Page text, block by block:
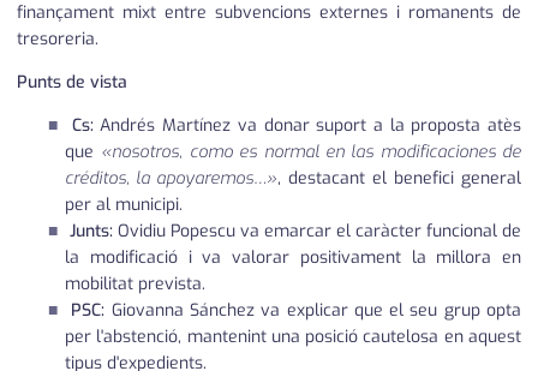
finançament mixt entre subvencions externes i romanents de
tresoreria.
Punts de vista
Cs:Andrés Martínez va donar suport a la proposta atès
que «nosotros, como es normal en las modificaciones de
créditos, la apoyaremos…», destacant el benefici general
per al municipi.
Junts: Ovidiu Popescu va emarcar el caràcter funcional de
la modificació i va valorar positivament la millora en
mobilitat prevista.
PSC: Giovanna Sánchez va explicar que el seu grup opta
per l'abstenció, mantenint una posició cautelosa en aquest
tipus d'expedients.